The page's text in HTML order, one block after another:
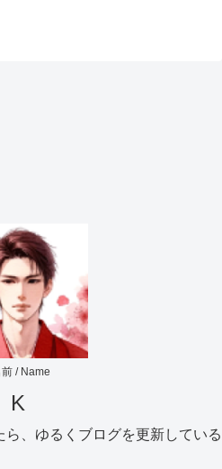
/ Name
K
、ゆるくブログを更新している